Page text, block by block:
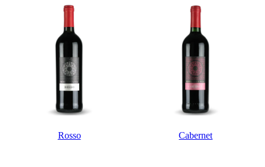
Rosso Cabernet